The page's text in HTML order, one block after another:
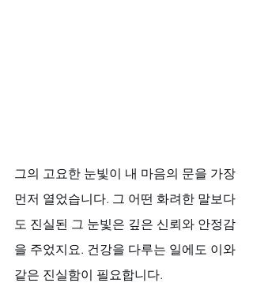
그의 고요한 눈빛이 내 마음의 문을 가장
먼저 열었습니다. 그 어떤 화려한 말보다
도 진실된 그 눈빛은 깊은 신뢰와 안정감
을 주었지요. 건강을 다루는 일에도 이와
같은 진실함이 필요합니다.